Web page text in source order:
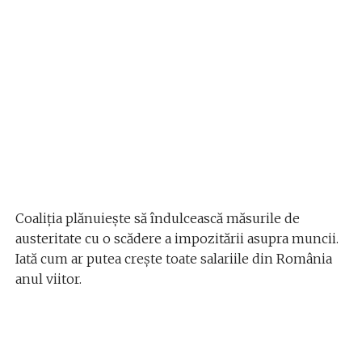
Coaliția plănuiește să îndulcească măsurile de
austeritate cu o scădere a impozitării asupra muncii.
Iată cum ar putea creşte toate salariile din România
anul viitor.